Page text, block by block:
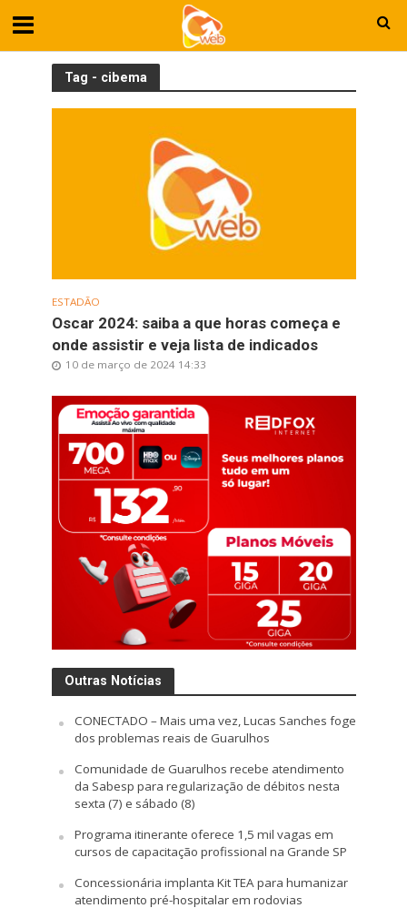
Tag - cibema
ESTADÃO
Oscar 2024: saiba a que horas começa e
onde assistir e veja lista de indicados
10 de março de 2024 14:33
Outras Notícias
CONECTADO – Mais uma vez, Lucas Sanches foge
dos problemas reais de Guarulhos
Comunidade de Guarulhos recebe atendimento
da Sabesp para regularização de débitos nesta
sexta (7) e sábado (8)
Programa itinerante oferece 1,5 mil vagas em
cursos de capacitação profissional na Grande SP
Concessionária implanta Kit TEA para humanizar
atendimento pré-hospitalar em rodovias